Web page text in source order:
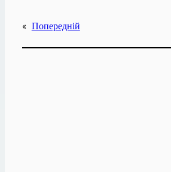
« Попередній